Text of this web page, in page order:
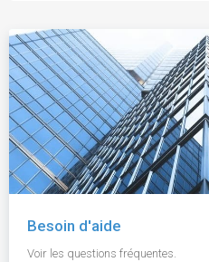
Besoin d'aide
Voir les questions fréquentes.